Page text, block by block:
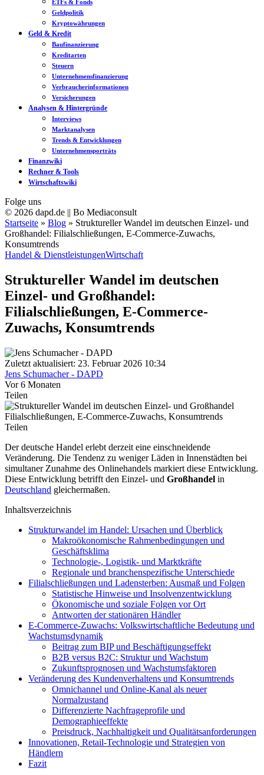
ETFs & Fonds
Geldpolitik
Kryptowährungen
Geld & Kredit
Baufinanzierung
Kreditarten
Steuern
Unternehmensfinanzierung
Verbraucherinformationen
Versicherungen
Analysen & Hintergründe
Interviews
Marktanalysen
Trends & Entwicklungen
Unternehmensporträts
Finanzwiki
Rechner & Tools
Wirtschaftswiki
Folge uns
© 2026 dapd.de || Bo Mediaconsult
Startseite » Blog » Struktureller Wandel im deutschen Einzel- und
Großhandel: Filialschließungen, E-Commerce-Zuwachs,
Konsumtrends
Handel & DienstleistungenWirtschaft
Struktureller Wandel im deutschen
Einzel- und Großhandel:
Filialschließungen, E-Commerce-
Zuwachs, Konsumtrends
Zuletzt aktualisiert: 23. Februar 2026 10:34
Jens Schumacher - DAPD
Vor 6 Monaten
Teilen
Teilen
Der deutsche Handel erlebt derzeit eine einschneidende
Veränderung. Die Tendenz zu weniger Läden in Innenstädten bei
simultaner Zunahme des Onlinehandels markiert diese Entwicklung.
Diese Entwicklung betrifft den Einzel- und Großhandel in
Deutschland gleichermaßen.
Inhaltsverzeichnis
Strukturwandel im Handel: Ursachen und Überblick
Makroökonomische Rahmenbedingungen und
Geschäftsklima
Technologie-, Logistik- und Marktkräfte
Regionale und branchenspezifische Unterschiede
Filialschließungen und Ladensterben: Ausmaß und Folgen
Statistische Hinweise und Insolvenzentwicklung
Ökonomische und soziale Folgen vor Ort
Antworten der stationären Händler
E-Commerce-Zuwachs: Volkswirtschaftliche Bedeutung und
Wachstumsdynamik
Beitrag zum BIP und Beschäftigungseffekt
B2B versus B2C: Struktur und Wachstum
Zukunftsprognosen und Wachstumsfaktoren
Veränderung des Kundenverhaltens und Konsumtrends
Omnichannel und Online‑Kanal als neuer
Normalzustand
Differenzierte Nachfrageprofile und
Demographieeffekte
Preisdruck, Nachhaltigkeit und Qualitätsanforderungen
Innovationen, Retail-Technologie und Strategien von
Händlern
Fazit